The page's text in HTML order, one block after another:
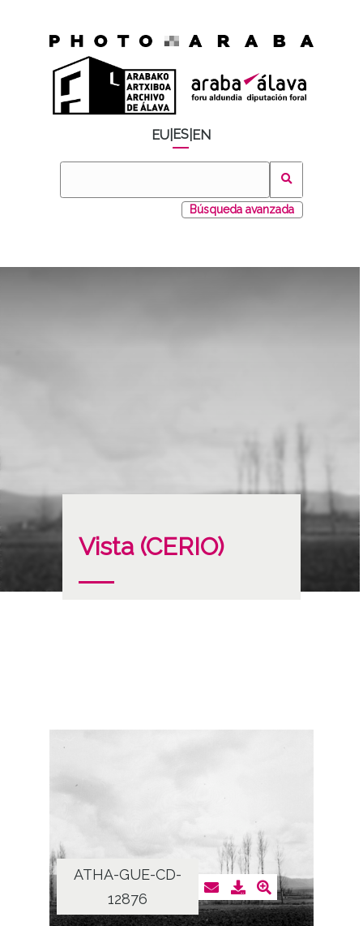
EU ES EN
Búsqueda avanzada
Vista (CERIO)
ATHA-GUE-CD-
12876